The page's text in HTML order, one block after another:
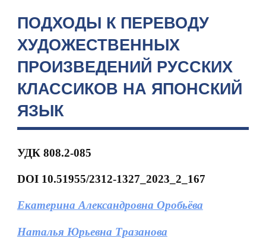
ПОДХОДЫ К ПЕРЕВОДУ
ХУДОЖЕСТВЕННЫХ
ПРОИЗВЕДЕНИЙ РУССКИХ
КЛАССИКОВ НА ЯПОНСКИЙ
ЯЗЫК
УДК 808.2-085
DOI 10.51955/2312-1327_2023_2_167
Екатерина Александровна Оробьёва
Наталья Юрьевна Тразанова